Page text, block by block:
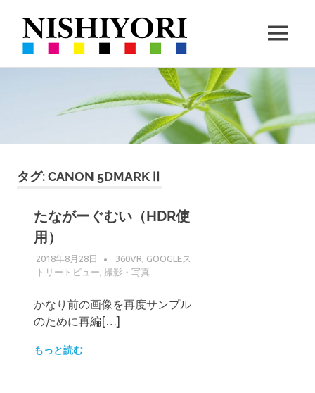
依
撮
影・
栽
MENU
タグ:CANON 5DMARKⅡ
たながーぐむい（HDR使
用）
2018年8月28日 WPMASTER
360VR, GOOGLEス
トリートビュー, 撮影・写真
かなり前の画像を再度サンプル
のために再編[…]
もっと読む